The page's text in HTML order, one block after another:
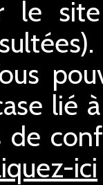
le
lié
de
ici